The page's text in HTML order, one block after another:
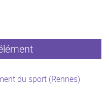
du sport (Rennes)